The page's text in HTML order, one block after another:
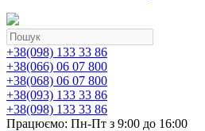
+38(098) 133 33 86
+38(066) 06 07 800
+38(068) 06 07 800
+38(093) 133 33 86
+38(098) 133 33 86
Працюємо: Пн-Пт з 9:00 до 16:00